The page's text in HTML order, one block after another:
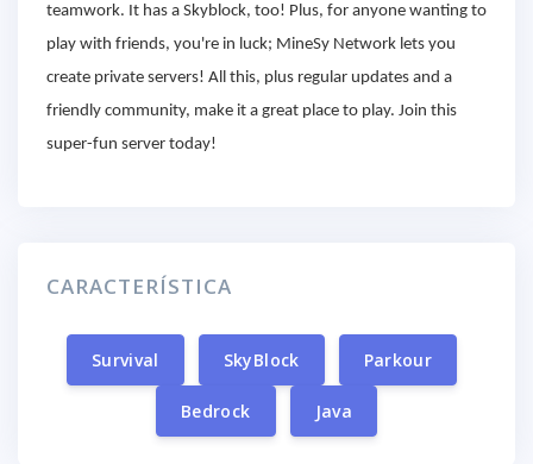
teamwork. It has a Skyblock, too! Plus, for anyone wanting to
play with friends, you're in luck; MineSy Network lets you
create private servers! All this, plus regular updates and a
friendly community, make it a great place to play. Join this
super-fun server today!
CARACTERÍSTICA
Survival SkyBlock Parkour
Bedrock Java